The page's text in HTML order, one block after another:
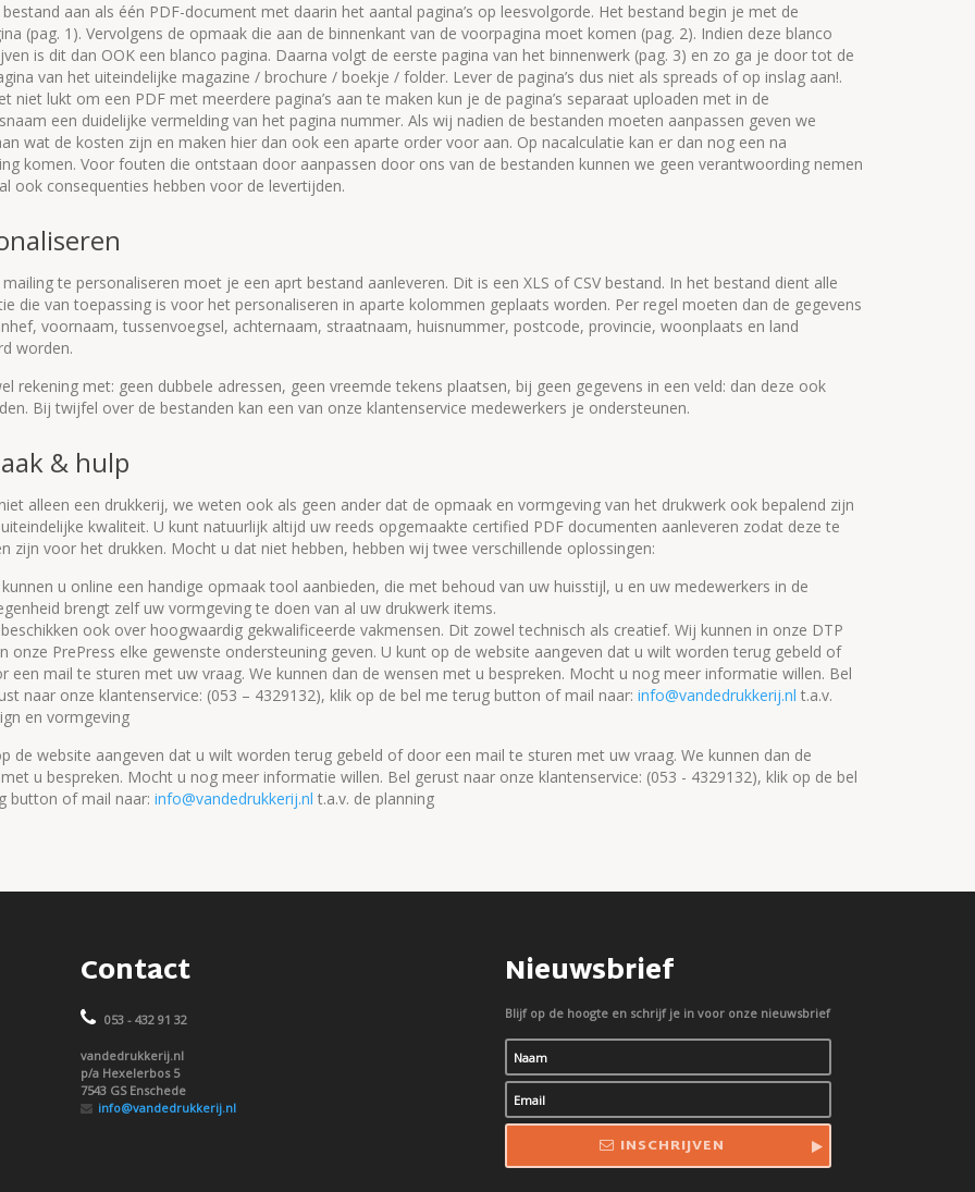
bestand aan als één PDF-document met daarin het aantal pagina’s op leesvolgorde. Het bestand begin je met de
(pag. 1). Vervolgens de opmaak die aan de binnenkant van de voorpagina moet komen (pag. 2). Indien deze blanco
is dit dan OOK een blanco pagina. Daarna volgt de eerste pagina van het binnenwerk (pag. 3) en zo ga je door tot de
van het uiteindelijke magazine / brochure / boekje / folder. Lever de pagina’s dus niet als spreads of op inslag aan!.
niet lukt om een PDF met meerdere pagina’s aan te maken kun je de pagina’s separaat uploaden met in de
een duidelijke vermelding van het pagina nummer. Als wij nadien de bestanden moeten aanpassen geven we
wat de kosten zijn en maken hier dan ook een aparte order voor aan. Op nacalculatie kan er dan nog een na
komen. Voor fouten die ontstaan door aanpassen door ons van de bestanden kunnen we geen verantwoording nemen
ook consequenties hebben voor de levertijden.
te personaliseren moet je een aprt bestand aanleveren. Dit is een XLS of CSV bestand. In het bestand dient alle
die van toepassing is voor het personaliseren in aparte kolommen geplaats worden. Per regel moeten dan de gegevens
voornaam, tussenvoegsel, achternaam, straatnaam, huisnummer, postcode, provincie, woonplaats en land
worden.
rekening met: geen dubbele adressen, geen vreemde tekens plaatsen, bij geen gegevens in een veld: dan deze ook
Bij twijfel over de bestanden kan een van onze klantenservice medewerkers je ondersteunen.
& hulp
alleen een drukkerij, we weten ook als geen ander dat de opmaak en vormgeving van het drukwerk ook bepalend zijn
kwaliteit. U kunt natuurlijk altijd uw reeds opgemaakte certified PDF documenten aanleveren zodat deze te
zijn voor het drukken. Mocht u dat niet hebben, hebben wij twee verschillende oplossingen:
u online een handige opmaak tool aanbieden, die met behoud van uw huisstijl, u en uw medewerkers in de
brengt zelf uw vormgeving te doen van al uw drukwerk items.
ook over hoogwaardig gekwalificeerde vakmensen. Dit zowel technisch als creatief. Wij kunnen in onze DTP
onze PrePress elke gewenste ondersteuning geven. U kunt op de website aangeven dat u wilt worden terug gebeld of
een mail te sturen met uw vraag. We kunnen dan de wensen met u bespreken. Mocht u nog meer informatie willen. Bel
naar onze klantenservice: (053 – 4329132), klik op de bel me terug button of mail naar: info@vandedrukkerij.nl t.a.v.
en vormgeving
de website aangeven dat u wilt worden terug gebeld of door een mail te sturen met uw vraag. We kunnen dan de
u bespreken. Mocht u nog meer informatie willen. Bel gerust naar onze klantenservice: (053 - 4329132), klik op de bel
button of mail naar: info@vandedrukkerij.nl t.a.v. de planning
Contact
053 - 432 91 32
vandedrukkerij.nl
p/a Hexelerbos 5
7543 GS Enschede
info@vandedrukkerij.nl
Nieuwsbrief
Blijf op de hoogte en schrijf je in voor onze nieuwsbrief
INSCHRIJVEN